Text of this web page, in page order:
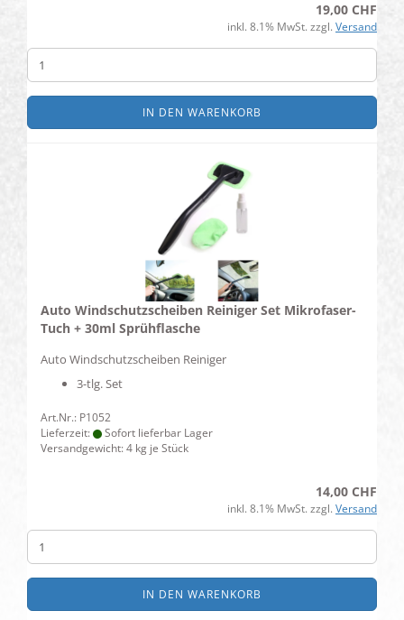
19,00 CHF
inkl. 8.1% MwSt. zzgl. Versand
IN DEN WARENKORB
Auto Windschutzscheiben Reiniger Set Mikrofaser-
Tuch + 30ml Sprühflasche
Auto Windschutzscheiben Reiniger
3-tlg. Set
Art.Nr.: P1052
Lieferzeit:
Sofort lieferbar Lager
Versandgewicht:4 kg je Stück
14,00 CHF
inkl. 8.1% MwSt. zzgl. Versand
IN DEN WARENKORB